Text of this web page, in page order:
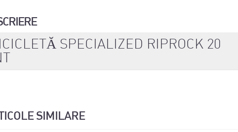
SPECIALIZED RIPROCK 20
SIMILARE